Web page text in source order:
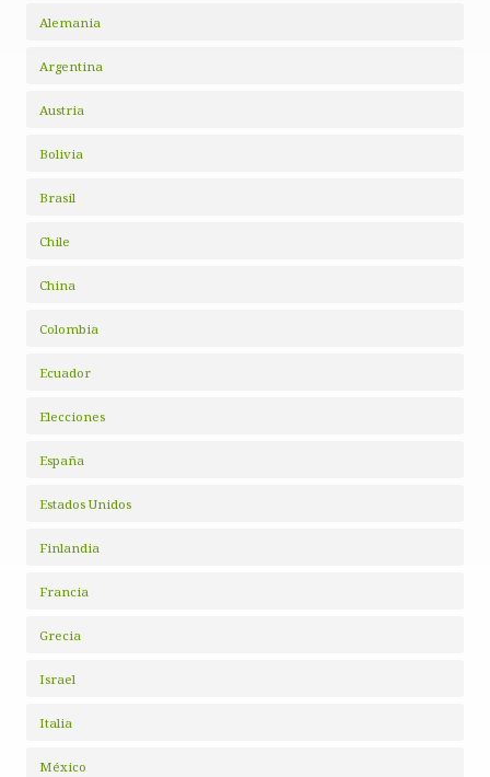
Alemania
Argentina
Austria
Bolivia
Brasil
Chile
China
Colombia
Ecuador
Elecciones
España
Estados Unidos
Finlandia
Francia
Grecia
Israel
Italia
México